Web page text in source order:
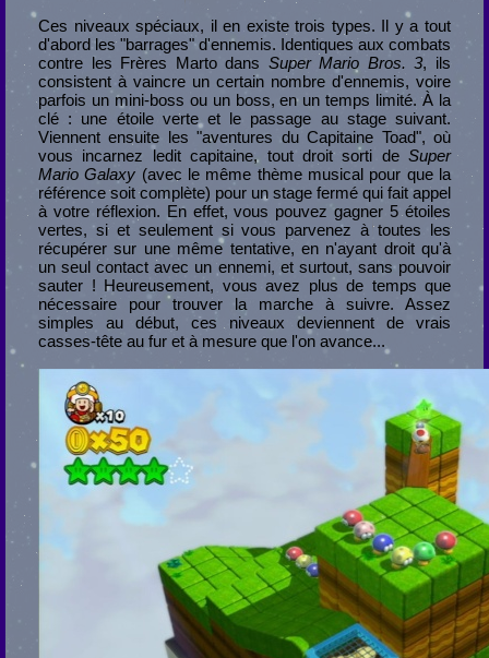
Ces niveaux spéciaux, il en existe trois types. Il y a tout
d'abord les "barrages" d'ennemis. Identiques aux combats
contre les Frères Marto dans Super Mario Bros. 3, ils
consistent à vaincre un certain nombre d'ennemis, voire
parfois un mini-boss ou un boss, en un temps limité. À la
clé : une étoile verte et le passage au stage suivant.
Viennent ensuite les "aventures du Capitaine Toad", où
vous incarnez ledit capitaine, tout droit sorti de Super
Mario Galaxy (avec le même thème musical pour que la
référence soit complète) pour un stage fermé qui fait appel
à votre réflexion. En effet, vous pouvez gagner 5 étoiles
vertes, si et seulement si vous parvenez à toutes les
récupérer sur une même tentative, en n'ayant droit qu'à
un seul contact avec un ennemi, et surtout, sans pouvoir
sauter ! Heureusement, vous avez plus de temps que
nécessaire pour trouver la marche à suivre. Assez
simples au début, ces niveaux deviennent de vrais
casses-tête au fur et à mesure que l'on avance...